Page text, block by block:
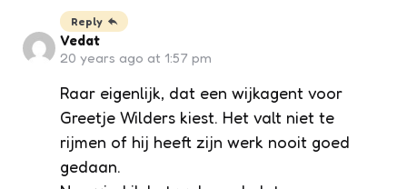
Reply
Vedat
20 years ago at 1:57 pm
Raar eigenlijk, dat een wijkagent voor
Greetje Wilders kiest. Het valt niet te
rijmen of hij heeft zijn werk nooit goed
gedaan.